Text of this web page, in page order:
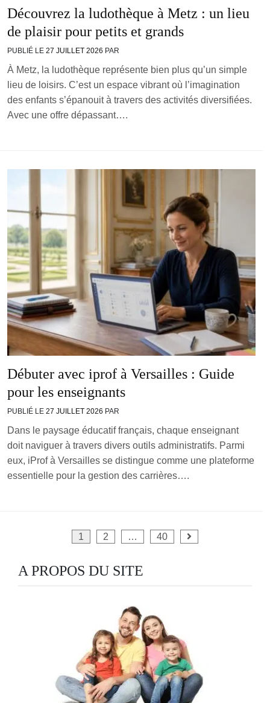
Découvrez la ludothèque à Metz : un lieu
de plaisir pour petits et grands
PUBLIÉ LE 27 JUILLET 2026 PAR
À Metz, la ludothèque représente bien plus qu’un simple
lieu de loisirs. C’est un espace vibrant où l’imagination
des enfants s’épanouit à travers des activités diversifiées.
Avec une offre dépassant….
Débuter avec iprof à Versailles : Guide
pour les enseignants
PUBLIÉ LE 27 JUILLET 2026 PAR
Dans le paysage éducatif français, chaque enseignant
doit naviguer à travers divers outils administratifs. Parmi
eux, iProf à Versailles se distingue comme une plateforme
essentielle pour la gestion des carrières….
publications
1 2 … 40
A PROPOS DU SITE